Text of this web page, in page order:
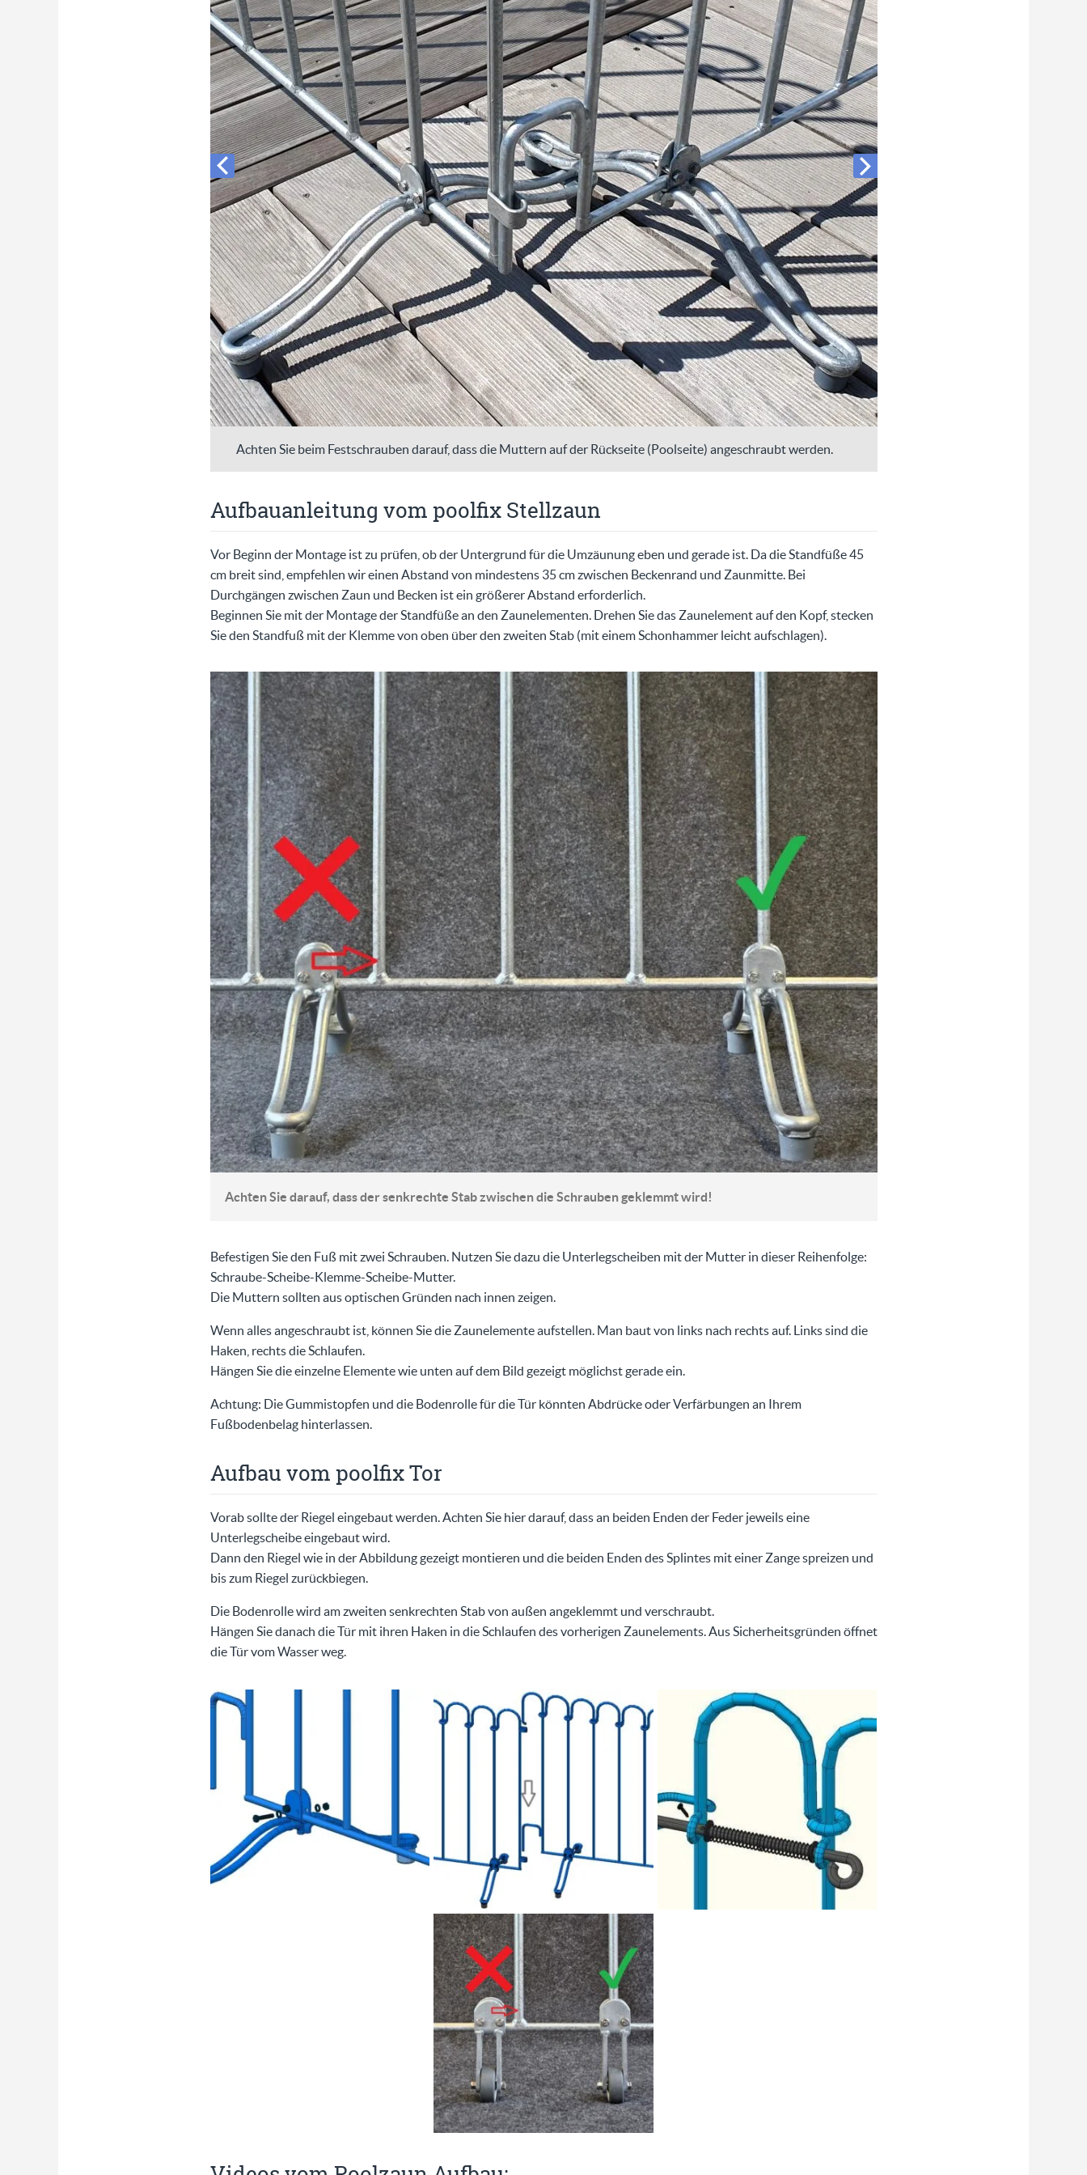
Achten Sie beim Festschrauben darauf, dass die Muttern auf der Rückseite (Poolseite) angeschraubt werden.
Aufbauanleitung vom poolfix Stellzaun
Vor Beginn der Montage ist zu prüfen, ob der Untergrund für die Umzäunung eben und gerade ist. Da die Standfüße 45
cm breit sind, empfehlen wir einen Abstand von mindestens 35 cm zwischen Beckenrand und Zaunmitte. Bei
Durchgängen zwischen Zaun und Becken ist ein größerer Abstand erforderlich.
Beginnen Sie mit der Montage der Standfüße an den Zaunelementen. Drehen Sie das Zaunelement auf den Kopf, stecken
Sie den Standfuß mit der Klemme von oben über den zweiten Stab (mit einem Schonhammer leicht aufschlagen).
Achten Sie darauf, dass der senkrechte Stab zwischen die Schrauben geklemmt wird!
Befestigen Sie den Fuß mit zwei Schrauben. Nutzen Sie dazu die Unterlegscheiben mit der Mutter in dieser Reihenfolge:
Schraube-Scheibe-Klemme-Scheibe-Mutter.
Die Muttern sollten aus optischen Gründen nach innen zeigen.
Wenn alles angeschraubt ist, können Sie die Zaunelemente aufstellen. Man baut von links nach rechts auf. Links sind die
Haken, rechts die Schlaufen.
Hängen Sie die einzelne Elemente wie unten auf dem Bild gezeigt möglichst gerade ein.
Achtung: Die Gummistopfen und die Bodenrolle für die Tür könnten Abdrücke oder Verfärbungen an Ihrem
Fußbodenbelag hinterlassen.
Aufbau vom poolfix Tor
Vorab sollte der Riegel eingebaut werden. Achten Sie hier darauf, dass an beiden Enden der Feder jeweils eine
Unterlegscheibe eingebaut wird.
Dann den Riegel wie in der Abbildung gezeigt montieren und die beiden Enden des Splintes mit einer Zange spreizen und
bis zum Riegel zurückbiegen.
Die Bodenrolle wird am zweiten senkrechten Stab von außen angeklemmt und verschraubt.
Hängen Sie danach die Tür mit ihren Haken in die Schlaufen des vorherigen Zaunelements. Aus Sicherheitsgründen öffnet
die Tür vom Wasser weg.